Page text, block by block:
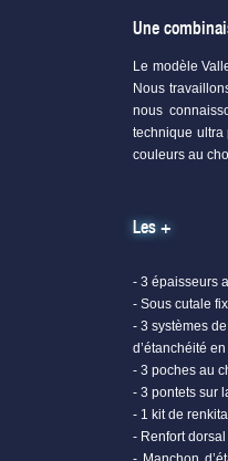
Une
Le modèle
Nous
nous
technique ultra
couleurs au
Les +
- 3 épaisseurs
- Sous cutale
- 3 systèmes
d’étanchéité
- 3 poches au
- 3 pontets sur
- 1 kit de
- Renfort